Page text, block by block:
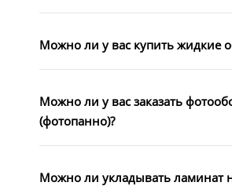
Можно ли у вас купить жидкие
Можно ли у вас заказать
(фотопанно)?
Можно ли укладывать ламинат